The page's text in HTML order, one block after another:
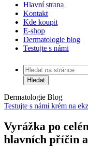
Hlavní strana
Kontakt
Kde koupit
E-shop
Dermatologie blog
Testujte s námi
Hledat
Dermatologie Blog
Testujte s námi krém na
Vyrážka po
hlavních příčin